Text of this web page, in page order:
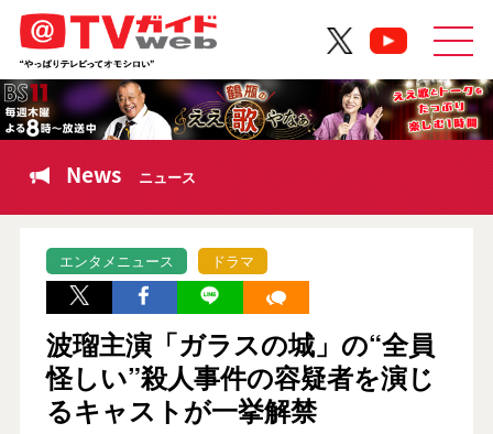
News ニュース
エンタメニュース ドラマ
波瑠主演「ガラスの城」の“全員
怪しい”殺人事件の容疑者を演じ
るキャストが一挙解禁